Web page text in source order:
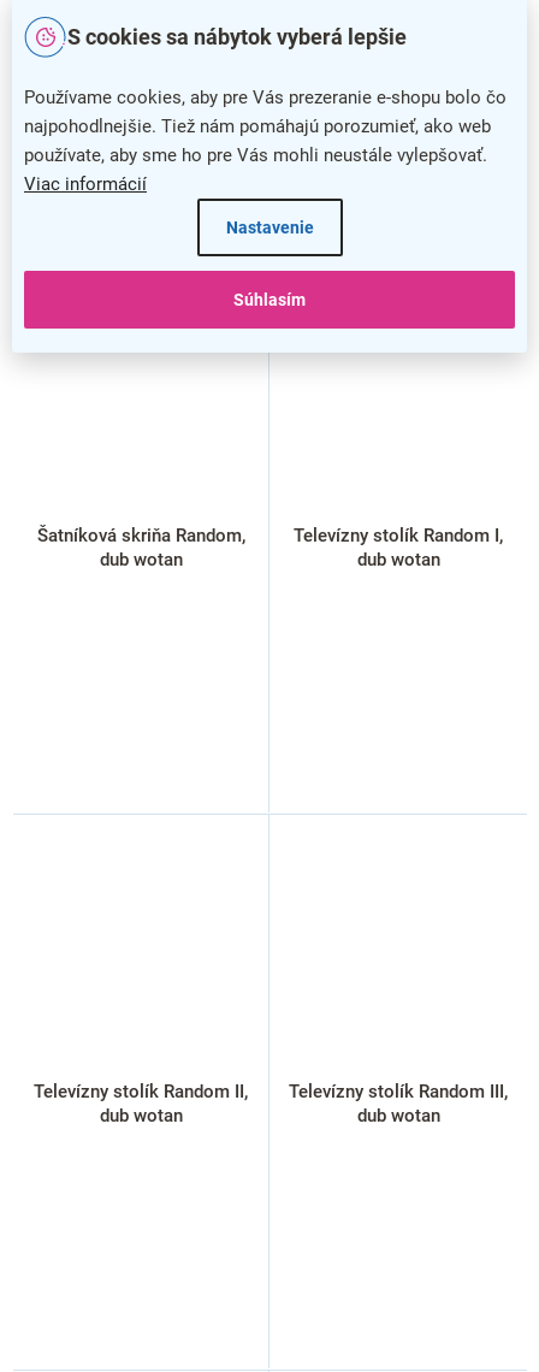
S cookies sa nábytok vyberá lepšie
Používame cookies, aby pre Vás prezeranie e-shopu bolo čo
najpohodlnejšie. Tiež nám pomáhajú porozumieť, ako web
používate, aby sme ho pre Vás mohli neustále vylepšovať.
Viac informácií
Nastavenie
Súhlasím
Šatníková skriňa Random,
dub wotan
Televízny stolík Random I,
dub wotan
Televízny stolík Random II,
dub wotan
Televízny stolík Random III,
dub wotan